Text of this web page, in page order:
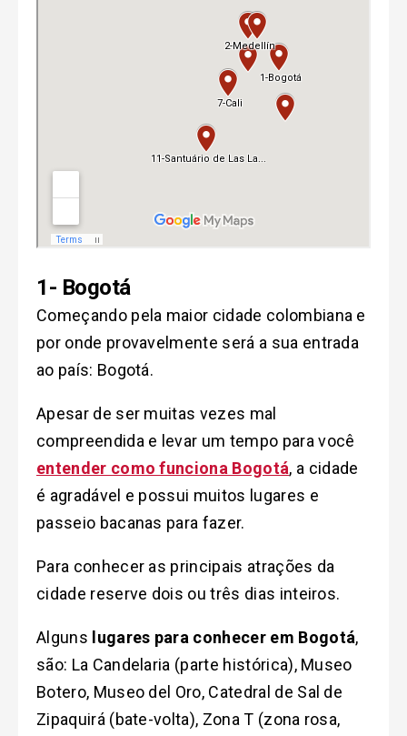
1- Bogotá
Começando pela maior cidade colombiana e
por onde provavelmente será a sua entrada
ao país: Bogotá.
Apesar de ser muitas vezes mal
compreendida e levar um tempo para você
entender como funciona Bogotá, a cidade
é agradável e possui muitos lugares e
passeio bacanas para fazer.
Para conhecer as principais atrações da
cidade reserve dois ou três dias inteiros.
Alguns lugares para conhecer em Bogotá,
são: La Candelaria (parte histórica), Museo
Botero, Museo del Oro, Catedral de Sal de
Zipaquirá (bate-volta), Zona T (zona rosa,